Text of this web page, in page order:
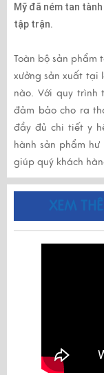
Mỹ đã ném tan
tập trận.
Toàn bộ sản phẩm
xưởng sản xuất tại
nào. Với quy trình
đảm bảo cho ra
đầy đủ chi tiết y
hành sản phẩm
giúp quý khách
XEM